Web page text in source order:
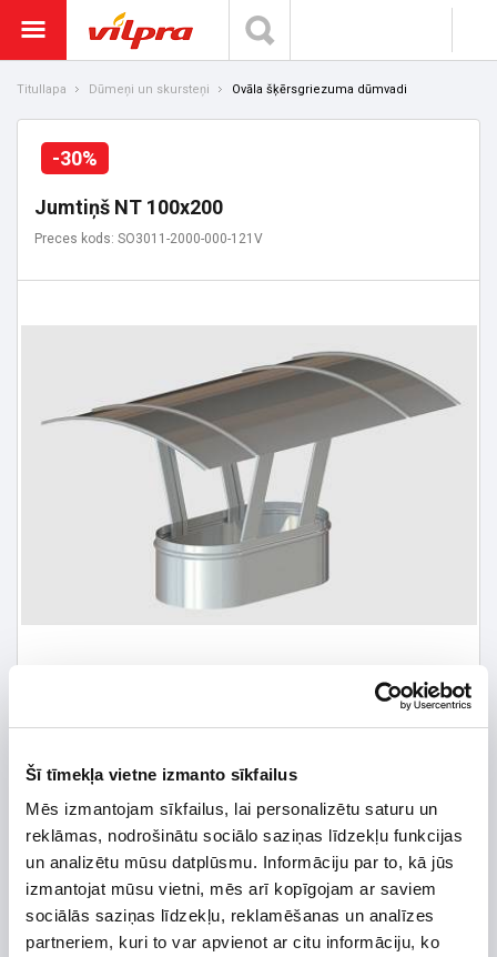
Šī tīmekļa vietne izmanto sīkfailus
Mēs izmantojam sīkfailus, lai personalizētu saturu un
reklāmas, nodrošinātu sociālo saziņas līdzekļu funkcijas
un analizētu mūsu datplūsmu. Informāciju par to, kā jūs
izmantojat mūsu vietni, mēs arī kopīgojam ar saviem
sociālās saziņas līdzekļu, reklamēšanas un analīzes
partneriem, kuri to var apvienot ar citu informāciju, ko
Titullapa Dūmeņi un skursteņi Ovāla šķērsgriezuma dūmvadi
-30%
Jumtiņš NT 100x200
Preces kods: SO3011-2000-000-121V
29,98 € *
42,82 € *Detalizētāku informāciju un cenu meklēt